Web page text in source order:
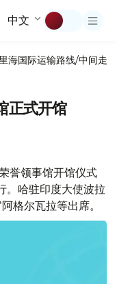
中文
海国际运输路线/中间走廊
正式开馆
誉领事馆开馆仪式
。哈驻印度大使波拉
格尔瓦拉等出席。